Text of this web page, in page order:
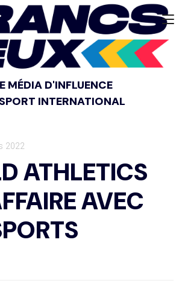
MÉDIA D'INFLUENCE
INTERNATIONAL
2022
ATHLETICS
AVEC